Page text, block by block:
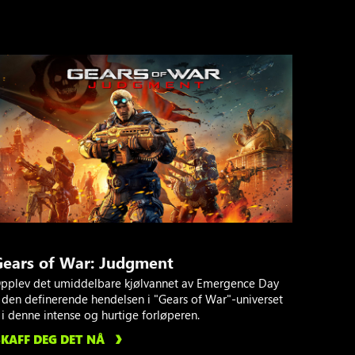
of War: Judgment
det umiddelbare kjølvannet av Emergence Day
definerende hendelsen i "Gears of War"-universet
denne intense og hurtige forløperen.
DEG DET NÅ